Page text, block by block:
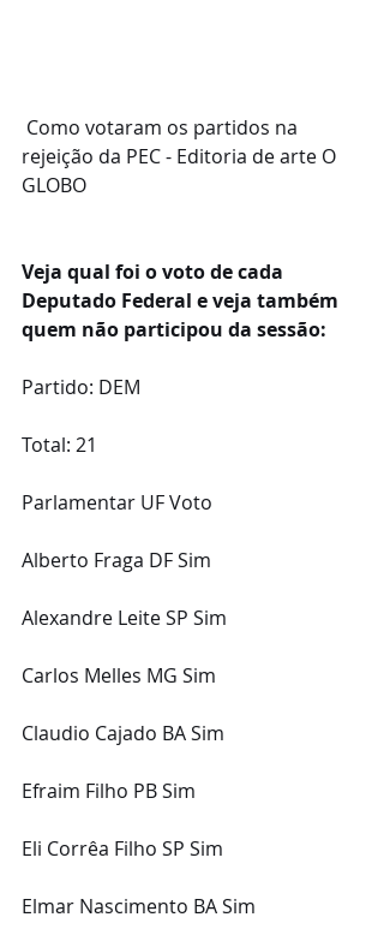
rejeição da PEC - Editoria de arte O
GLOBO
Veja qual foi o voto de cada
Deputado Federal e veja também
quem não participou da sessão:
Partido: DEM
Total: 21
Parlamentar UF Voto
Alberto Fraga DF Sim
Alexandre Leite SP Sim
Carlos Melles MG Sim
Claudio Cajado BA Sim
Efraim Filho PB Sim
Eli Corrêa Filho SP Sim
Elmar Nascimento BA Sim